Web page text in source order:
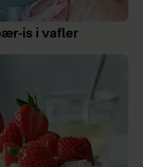
is i vafler